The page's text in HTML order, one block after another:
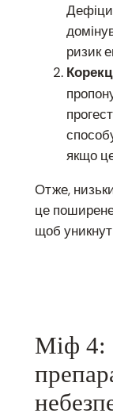
ризик
якщо
Отже,
це
щоб
Міф 4: